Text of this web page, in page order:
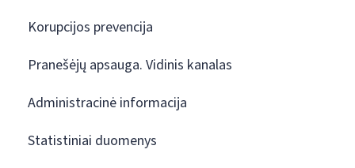
Korupcijos prevencija
Pranešėjų apsauga. Vidinis kanalas
Administracinė informacija
Statistiniai duomenys